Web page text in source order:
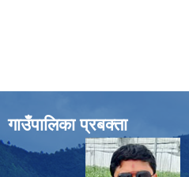
गाउँपालिका प्रबक्ता